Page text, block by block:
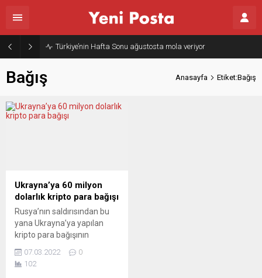
Türkiye’nin Hafta Sonu ağustosta mola veriyor
Bağış Anasayfa Etiket:Bağış
Ukrayna’ya 60 milyon
dolarlık kripto para bağışı
Rusya’nın saldırısından bu
yana Ukrayna’ya yapılan
kripto para bağışının
değerine ulaştığı bildirildi.
Merkezi Londra’da bulunan
07.03.2022
0
102